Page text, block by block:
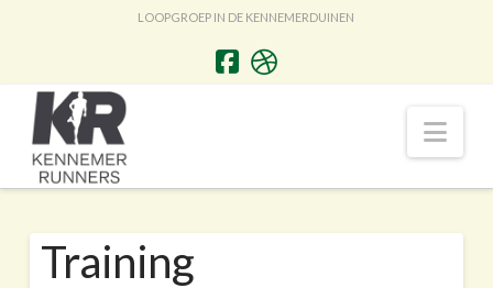
LOOPGROEP IN DE KENNEMERDUINEN
Training